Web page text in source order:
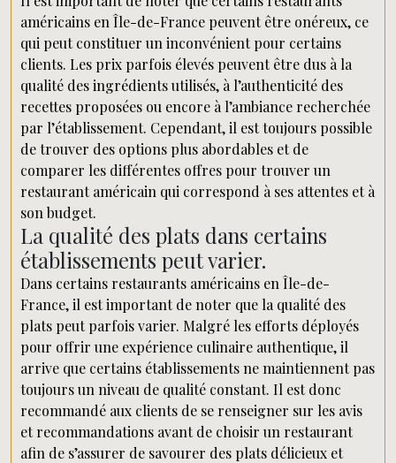
américains en Île-de-France peuvent être onéreux, ce
qui peut constituer un inconvénient pour certains
clients. Les prix parfois élevés peuvent être dus à la
qualité des ingrédients utilisés, à l’authenticité des
recettes proposées ou encore à l’ambiance recherchée
par l’établissement. Cependant, il est toujours possible
de trouver des options plus abordables et de
comparer les différentes offres pour trouver un
restaurant américain qui correspond à ses attentes et à
son budget.
La qualité des plats dans certains
établissements peut varier.
Dans certains restaurants américains en Île-de-
France, il est important de noter que la qualité des
plats peut parfois varier. Malgré les efforts déployés
pour offrir une expérience culinaire authentique, il
arrive que certains établissements ne maintiennent pas
toujours un niveau de qualité constant. Il est donc
recommandé aux clients de se renseigner sur les avis
et recommandations avant de choisir un restaurant
afin de s’assurer de savourer des plats délicieux et